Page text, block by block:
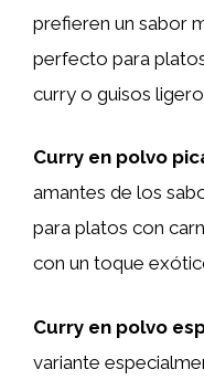
prefieren un sabor
perfecto para
curry o guisos
Curry en polvo
amantes de los
para platos con
con un toque
Curry en polvo
variante